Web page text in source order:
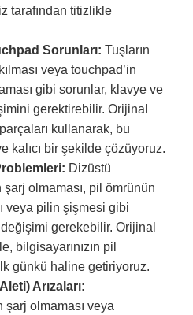
tarafından titizlikle
Sorunları: Tuşların
veya touchpad’in
gibi sorunlar, klavye ve
gerektirebilir. Orijinal
kullanarak, bu
kalıcı bir şekilde çözüyoruz.
Dizüstü
şarj olmaması, pil ömrünün
veya pilin şişmesi gibi
gerekebilir. Orijinal
bilgisayarınızın pil
günkü haline getiriyoruz.
Arızaları:
şarj olmaması veya